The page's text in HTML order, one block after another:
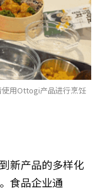
用Ottogi产品进行烹饪
新产品的多样化
食品企业通